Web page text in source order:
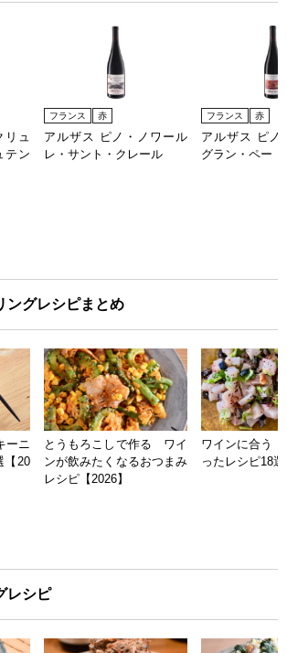
リュ
テン
フランス 赤
アルザス ピノ・ノワール
レ・サント・クレール
フランス 赤
アルザス ピノ
グラン・ペー
ングレシピまとめ
ーニ
【20
とうもろこしで作る ワイ
ンが飲みたくなるおつまみ
レシピ【2026】
ワインに合う
ったレシピ18
レシピ